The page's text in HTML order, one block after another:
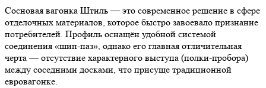
Сосновая вагонка Штиль — это современное решение в сфере
отделочных материалов, которое быстро завоевало признание
потребителей. Профиль оснащён удобной системой
соединения «шип-паз», однако его главная отличительная
черта — отсутствие характерного выступа (полки-пробора)
между соседними досками, что присуще традиционной
евровагонке.